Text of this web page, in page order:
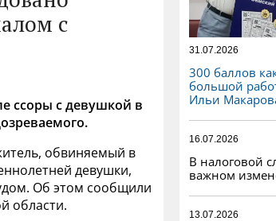
с
ссоры с девушкой в
обвиняемый в
девушки,
Об этом сообщили
области.
31.07.2026
300 баллов
большой
Ильи
16.07.2026
В налоговой
важном
13.07.2026